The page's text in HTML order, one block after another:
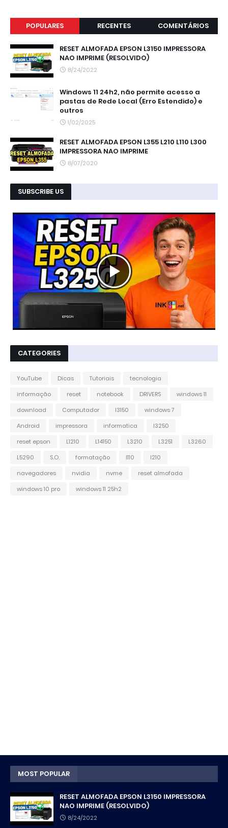
POPULARES RECENTES COMENTÁRIOS
RESET ALMOFADA EPSON L3150 IMPRESSORA
NAO IMPRIME (RESOLVIDO)
8/24/2022
Windows 11 24h2, não permite acesso a
pastas de Rede Local (Erro Estendido) e
outros
1/02/2025
RESET ALMOFADA EPSON L355 L210 L110 L300
IMPRESSORA NAO IMPRIME
8/07/2020
SUBSCRIBE US
CATEGORIES
YouTube Dicas Tutoriais
tecnologia
informação
reset notebook DRIVERS
windows 11
download
Computador l3150
windows 7
Android
impressora informatica
l3250
reset epson
L1210 L14150 L3210 L3251
L3260
L5290
S.O. formatação l110
l210
navegadores
nvidia nvme
reset almofada
windows 10 pro
windows 11 25h2
MOST POPULAR
RESET ALMOFADA EPSON L3150 IMPRESSORA
NAO IMPRIME (RESOLVIDO)
8/24/2022